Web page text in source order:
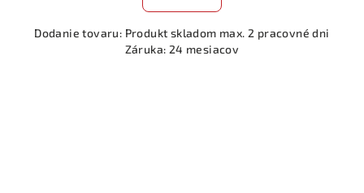
Dodanie tovaru: Produkt skladom max. 2 pracovné dni
Záruka: 24 mesiacov